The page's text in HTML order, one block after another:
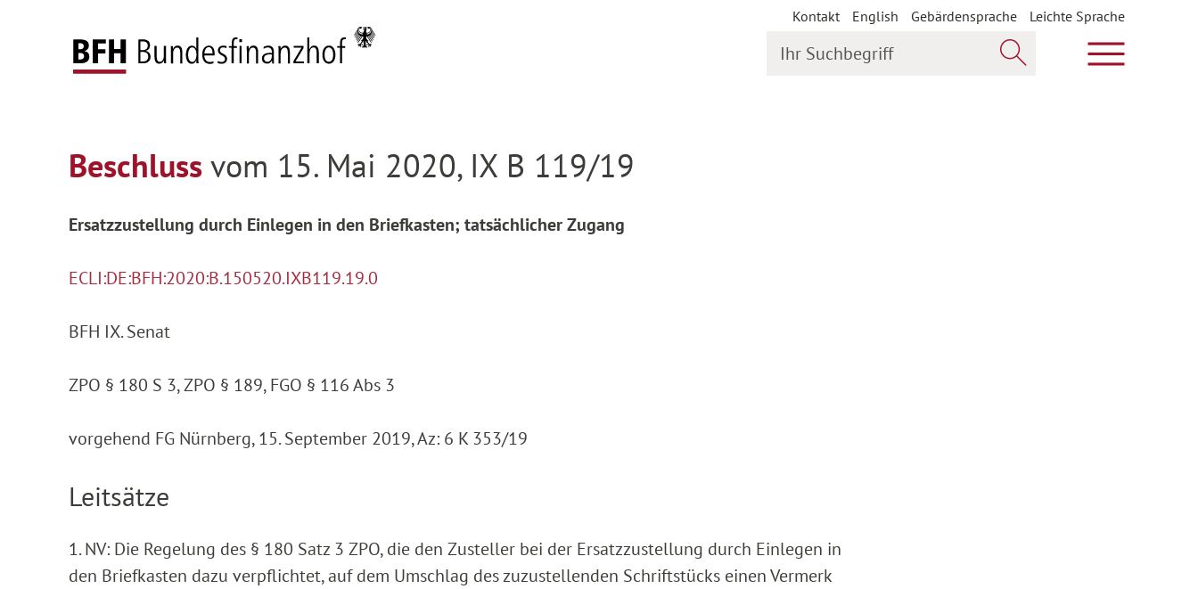
Kontakt English Gebärdensprache
Leichte Sprache
Hauptmenü
Startseite
Beschlussvom 15. Mai 2020, IX B 119/19
Ersatzzustellung durch Einlegen in den Briefkasten; tatsächlicher Zugang
ECLI:DE:BFH:2020:B.150520.IXB119.19.0
BFH IX. Senat
ZPO § 180 S 3, ZPO § 189, FGO § 116 Abs 3
vorgehend FG Nürnberg, 15. September 2019, Az: 6 K 353/19
Leitsätze
1. NV: Die Regelung des § 180 Satz 3 ZPO, die den Zusteller bei der Ersatzzustellung durch Einlegen in
den Briefkasten dazu verpflichtet, auf dem Umschlag des zuzustellenden Schriftstücks einen Vermerk